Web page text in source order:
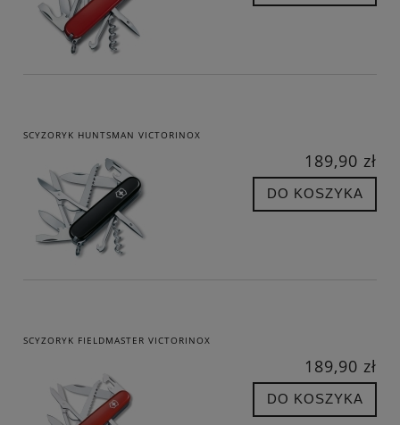
SCYZORYK HUNTSMAN VICTORINOX
189,90 zł
DO KOSZYKA
SCYZORYK FIELDMASTER VICTORINOX
189,90 zł
DO KOSZYKA